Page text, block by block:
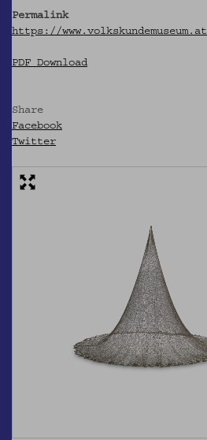
Permalink
https://
PDF Download
Share
Facebook
Twitter